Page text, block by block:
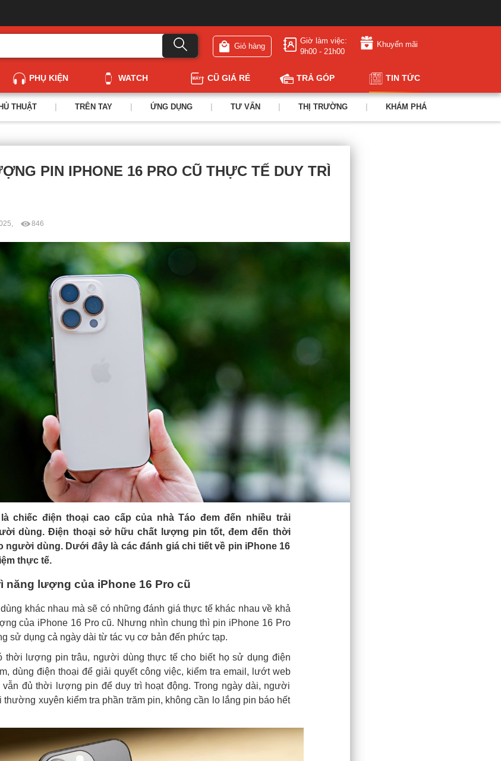
Giỏ hàng
Giờ làm việc:
9h00 - 21h00
Khuyến mãi
PHỤ KIỆN WATCH CŨ GIÁ RẺ TRẢ GÓP TIN TỨC
THUẬT TRÊN TAY ỨNG DỤNG TƯ VẤN THỊ TRƯỜNG KHÁM PHÁ
PIN IPHONE 16 PRO CŨ THỰC TẾ DUY TRÌ
846
là chiếc điện thoại cao cấp của nhà Táo đem đến nhiều trải
dùng. Điện thoại sở hữu chất lượng pin tốt, đem đến thời
người dùng. Dưới đây là các đánh giá chi tiết về pin iPhone 16
thực tế.
năng lượng của iPhone 16 Pro cũ
khác nhau mà sẽ có những đánh giá thực tế khác nhau về khả
của iPhone 16 Pro cũ. Nhưng nhìn chung thì pin iPhone 16 Pro
sử dụng cả ngày dài từ tác vụ cơ bản đến phức tạp.
thời lượng pin trâu, người dùng thực tế cho biết họ sử dụng điện
dùng điện thoại để giải quyết công việc, kiểm tra email, lướt web
vẫn đủ thời lượng pin để duy trì hoạt động. Trong ngày dài, người
thường xuyên kiểm tra phần trăm pin, không cần lo lắng pin báo hết